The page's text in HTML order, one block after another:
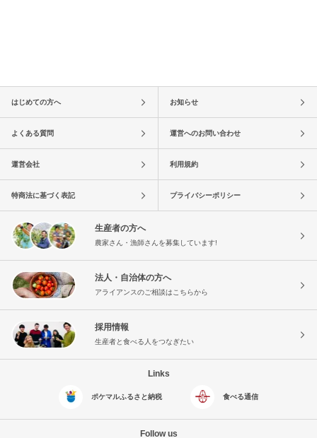
はじめての方へ お知らせ
よくある質問 運営へのお問い合わせ
運営会社 利用規約
特商法に基づく表記 プライバシーポリシー
生産者の方へ
農家さん・漁師さんを募集しています!
法人・自治体の方へ
アライアンスのご相談はこちらから
採用情報
生産者と食べる人をつなぎたい
Links
ポケマルふるさと納税 食べる通信
Follow us